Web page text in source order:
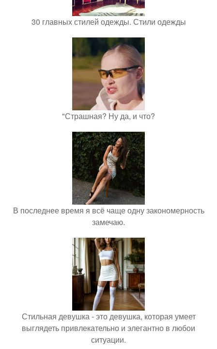
30 главных стилей одежды. Стили одежды
"Страшная? Ну да, и что?
В последнее время я всё чаще одну закономерность
замечаю.
Стильная девушка - это девушка, которая умеет
выглядеть привлекательно и элегантно в любои
ситуации.